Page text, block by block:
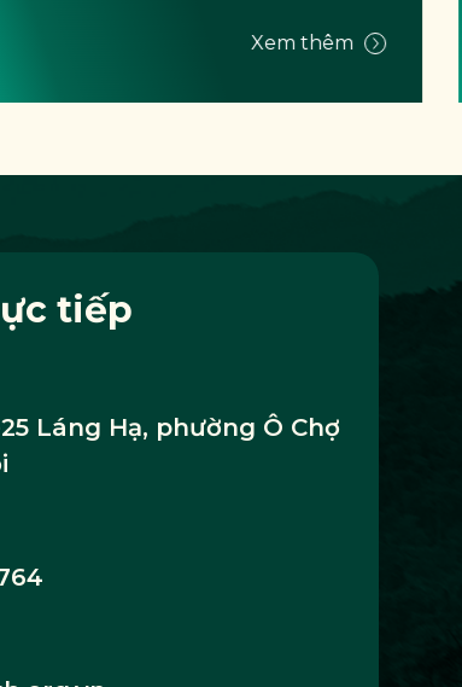
Xem thêm
tiếp
Láng Hạ, phường Ô Chợ